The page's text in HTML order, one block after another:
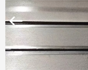
ΣΠΊΤΙ
Special
Steel
Co.,
Ltd.
Rights
Reserved.